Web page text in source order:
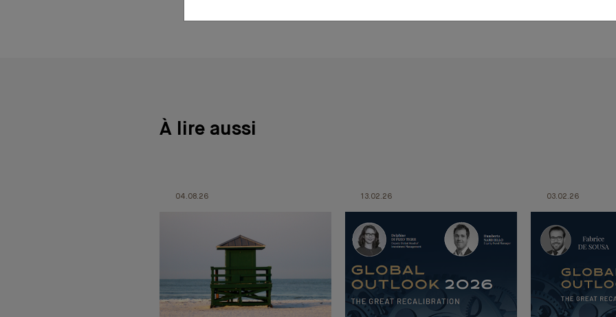
À lire aussi
04.08.26 13.02.26 03.02.26